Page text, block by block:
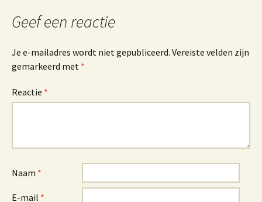
Geef een reactie
Je e-mailadres wordt niet gepubliceerd. Vereiste velden zijn
gemarkeerd met *
Reactie *
Naam *
E-mail *